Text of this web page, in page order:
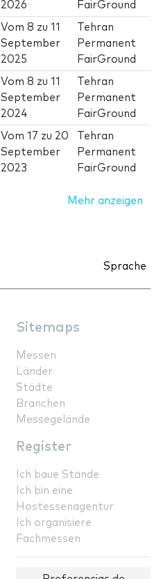
2026
FairGround
Vom8 zu11
September
2025
Tehran
Permanent
FairGround
Vom8 zu11
September
2024
Tehran
Permanent
FairGround
Vom17 zu 20
September
2023
Tehran
Permanent
FairGround
Mehr anzeigen
Sprache
Sitemaps
Messen
Länder
Städte
Branchen
Messegelände
Register
Ich baue Stände
Ich bin eine
Hostessenagentur
Ich organisiere
Fachmessen